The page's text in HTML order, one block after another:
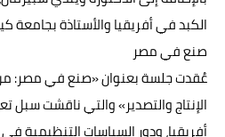
الكبد في أفريقيا والأستاذة بجامعة
صنع في مصر
عُقدت جلسة بعنوان «صنع في مصر: من
الإنتاج والتصدير» والتي ناقشت سبل
أفريقيا، ودور السياسات التنظيمية